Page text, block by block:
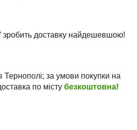
зробить доставку найдешевшою!
Тернополі; за умови покупки на
по місту безкоштовна!